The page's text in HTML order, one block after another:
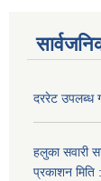
दररेट उपलब्ध
हलुका सवारी
प्रकाशन